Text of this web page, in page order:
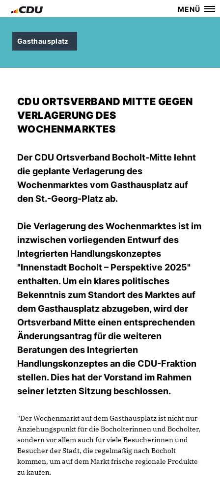
MENÜ
Gasthausplatz
CDU ORTSVERBAND MITTE GEGEN
VERLAGERUNG DES
WOCHENMARKTES
Der CDU Ortsverband Bocholt-Mitte lehnt
die geplante Verlagerung des
Wochenmarktes vom Gasthausplatz auf
den St.-Georg-Platz ab.
Die Verlagerung des Wochenmarktes ist im
inzwischen vorliegenden Entwurf des
Integrierten Handlungskonzeptes
"Innenstadt Bocholt – Perspektive 2025"
enthalten. Um ein klares politisches
Bekenntnis zum Standort des Marktes auf
dem Gasthausplatz abzugeben, wird der
Ortsverband Mitte einen entsprechenden
Änderungsantrag für die weiteren
Beratungen des Integrierten
Handlungskonzeptes an die CDU-Fraktion
stellen. Dies hat der Vorstand im Rahmen
seiner letzten Sitzung beschlossen.
"Der Wochenmarkt auf dem Gasthausplatz ist nicht nur
Anziehungspunkt für die Bocholterinnen und Bocholter,
sondern vor allem auch für viele Besucherinnen und
Besucher der Stadt, die regelmäßig nach Bocholt
kommen, um auf dem Markt frische regionale Produkte
zu kaufen.